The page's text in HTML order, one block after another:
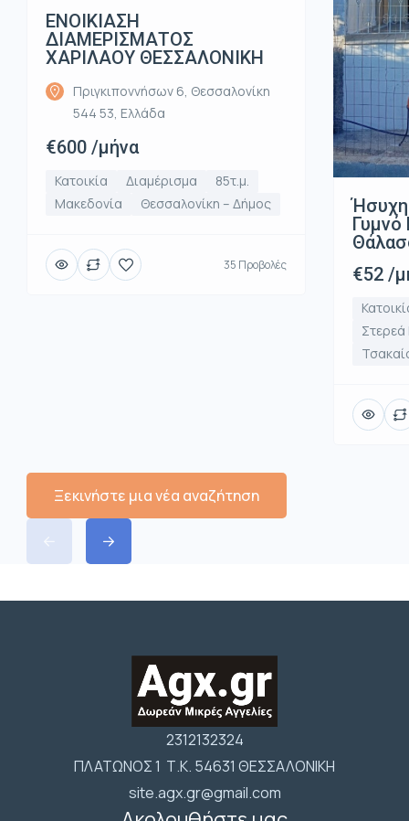
ΕΝΟΙΚΙΑΣΗ
ΔΙΑΜΕΡΙΣΜΑΤΟΣ
ΧΑΡΙΛΑΟΥ ΘΕΣΣΑΛΟΝΙΚΗ
Πριγκιποννήσων 6, Θεσσαλονίκη
544 53, Ελλάδα
€600 /μήνα
Κατοικία Διαμέρισμα
85τ.μ.
Μακεδονία
Θεσσαλονίκη – Δήμος
35 Προβολές
Γυμνό
€52 /
Ξεκινήστε μια νέα αναζήτηση
2312132324
ΠΛΑΤΩΝΟΣ 1 Τ.Κ. 54631 ΘΕΣΣΑΛΟΝΙΚΗ
site.agx.gr@gmail.com